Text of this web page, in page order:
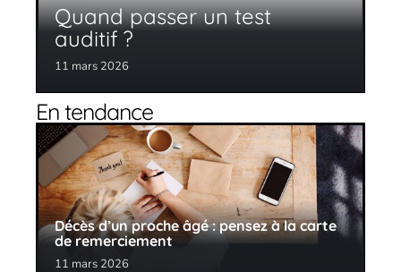
Quand passer un test
auditif ?
11 mars 2026
En tendance
Décès d’un proche âgé : pensez à la carte
de remerciement
11 mars 2026